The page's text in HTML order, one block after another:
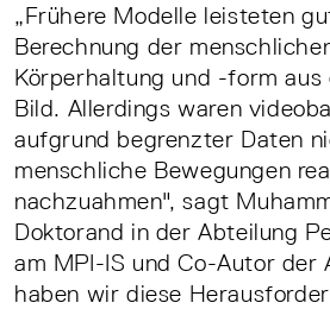
„Frühere Modelle leisteten
Berechnung der
Körperhaltung und -form aus
Bild. Allerdings waren
aufgrund begrenzter Daten
menschliche Bewegungen
nachzuahmen", sagt
Doktorand in der Abteilung
am MPI-IS und Co-Autor der
haben wir diese